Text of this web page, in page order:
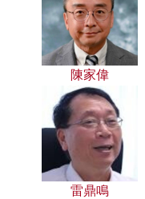
陳家偉
雷鼎鳴